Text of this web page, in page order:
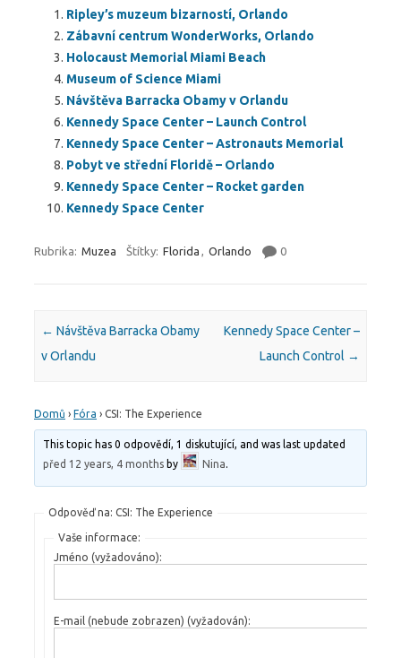
Ripley’s muzeum bizarností, Orlando
Zábavní centrum WonderWorks, Orlando
Holocaust Memorial Miami Beach
Museum of Science Miami
Návštěva Barracka Obamy v Orlandu
Kennedy Space Center – Launch Control
Kennedy Space Center – Astronauts Memorial
Pobyt ve střední Floridě – Orlando
Kennedy Space Center – Rocket garden
Kennedy Space Center
Rubrika: Muzea Štítky: Florida , Orlando 0
Post navigation
← Návštěva Barracka Obamy
v Orlandu
Kennedy Space Center –
Launch Control →
Domů › Fóra › CSI: The Experience
This topic has 0 odpovědí, 1 diskutující, and was last updated
před 12 years, 4 months by Nina.
Odpověď na: CSI: The Experience
Vaše informace:
Jméno (vyžadováno):
E-mail (nebude zobrazen) (vyžadován):